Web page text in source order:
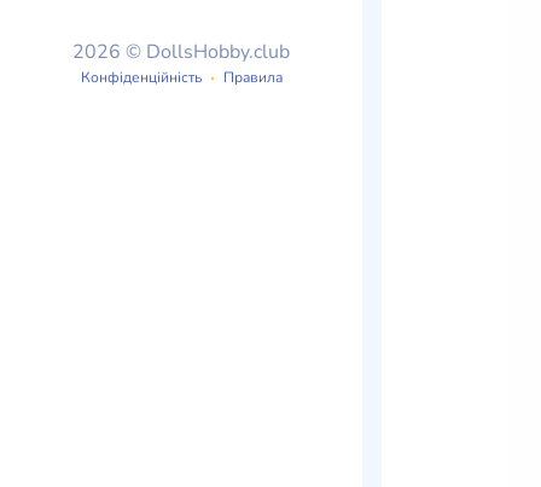
2026 © DollsHobby.club
Конфіденційність Правила